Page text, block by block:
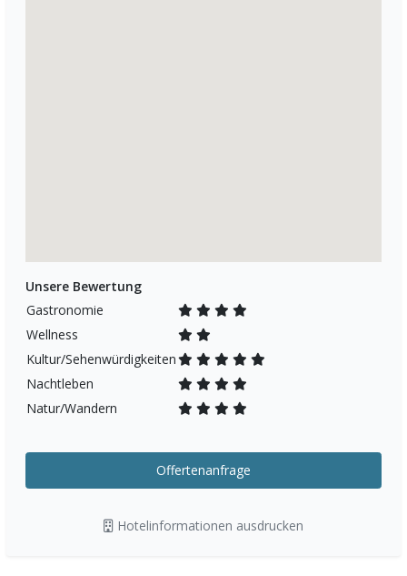
Unsere Bewertung
Gastronomie
Wellness
Kultur/Sehenwürdigkeiten
Nachtleben
Natur/Wandern
Offertenanfrage
Hotelinformationen ausdrucken